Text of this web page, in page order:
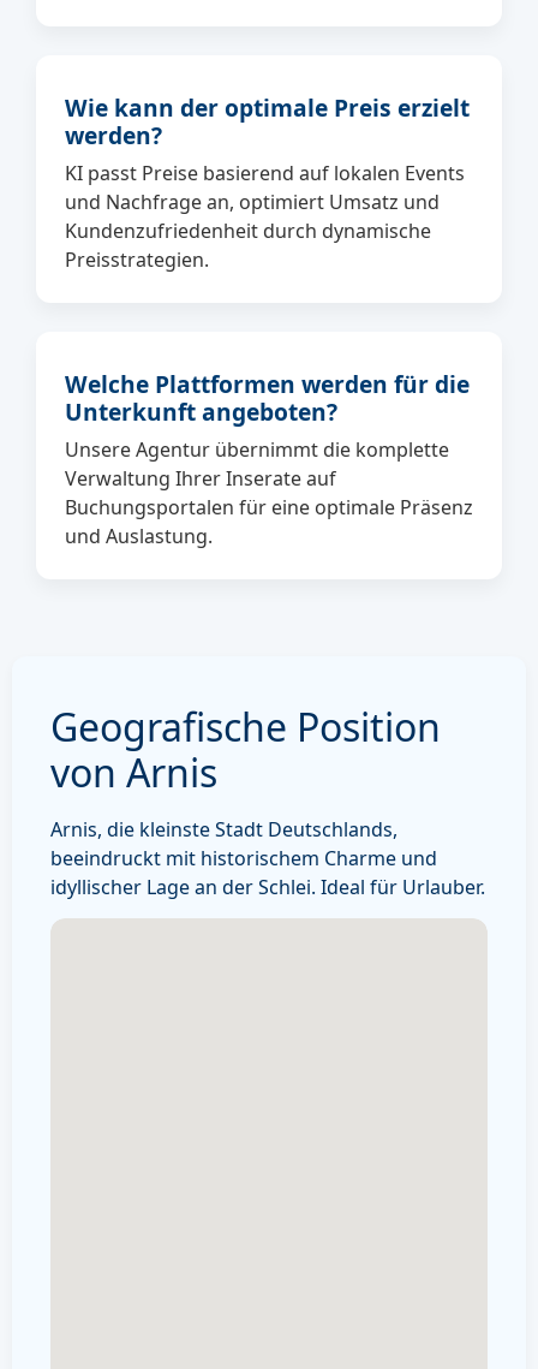
Wie kann der optimale Preis erzielt
werden?
KI passt Preise basierend auf lokalen Events
und Nachfrage an, optimiert Umsatz und
Kundenzufriedenheit durch dynamische
Preisstrategien.
Welche Plattformen werden für die
Unterkunft angeboten?
Unsere Agentur übernimmt die komplette
Verwaltung Ihrer Inserate auf
Buchungsportalen für eine optimale Präsenz
und Auslastung.
Geografische Position
von Arnis
Arnis, die kleinste Stadt Deutschlands,
beeindruckt mit historischem Charme und
idyllischer Lage an der Schlei. Ideal für Urlauber.